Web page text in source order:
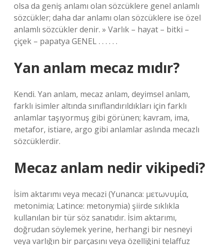
olsa da geniş anlamı olan sözcüklere genel anlamlı
sözcükler; daha dar anlamı olan sözcüklere ise özel
anlamlı sözcükler denir. » Varlık – hayat – bitki –
çiçek – papatya GENEL . . . . . .
Yan anlam mecaz mıdır?
Kendi. Yan anlam, mecaz anlam, deyimsel anlam,
farklı isimler altında sınıflandırıldıkları için farklı
anlamlar taşıyormuş gibi görünen; kavram, ima,
metafor, istiare, argo gibi anlamlar aslında mecazlı
sözcüklerdir.
Mecaz anlam nedir vikipedi?
İsim aktarımı veya mecazi (Yunanca: μετωνυμία,
metonimia; Latince: metonymia) şiirde sıklıkla
kullanılan bir tür söz sanatıdır. İsim aktarımı,
doğrudan söylemek yerine, herhangi bir nesneyi
veya varlığın bir parçasını veya özelliğini telaffuz